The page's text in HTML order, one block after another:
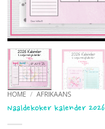
HOME / AFRIKAANS
Naaldekoker kalender 2026